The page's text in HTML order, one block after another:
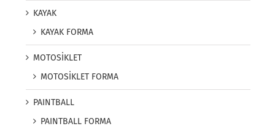
KAYAK
KAYAK FORMA
MOTOSİKLET
MOTOSİKLET FORMA
PAINTBALL
PAINTBALL FORMA